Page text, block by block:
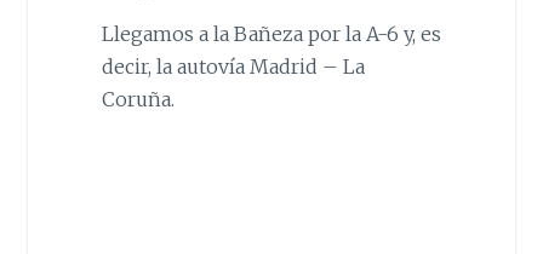
Llegamos a la Bañeza por la A-6 y, es
decir, la autovía Madrid – La
Coruña.